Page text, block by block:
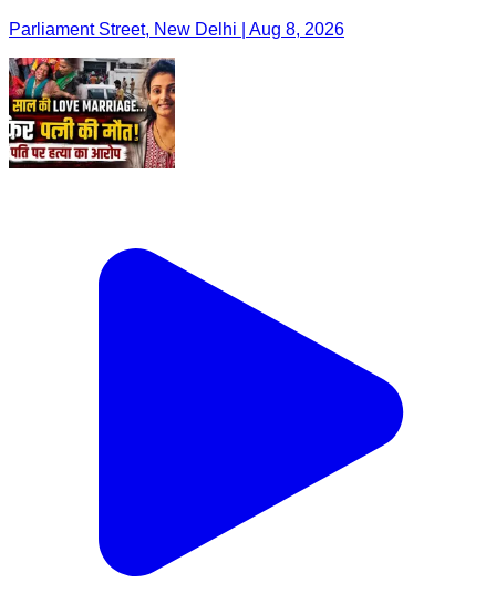
Parliament Street, New Delhi | Aug 8, 2026